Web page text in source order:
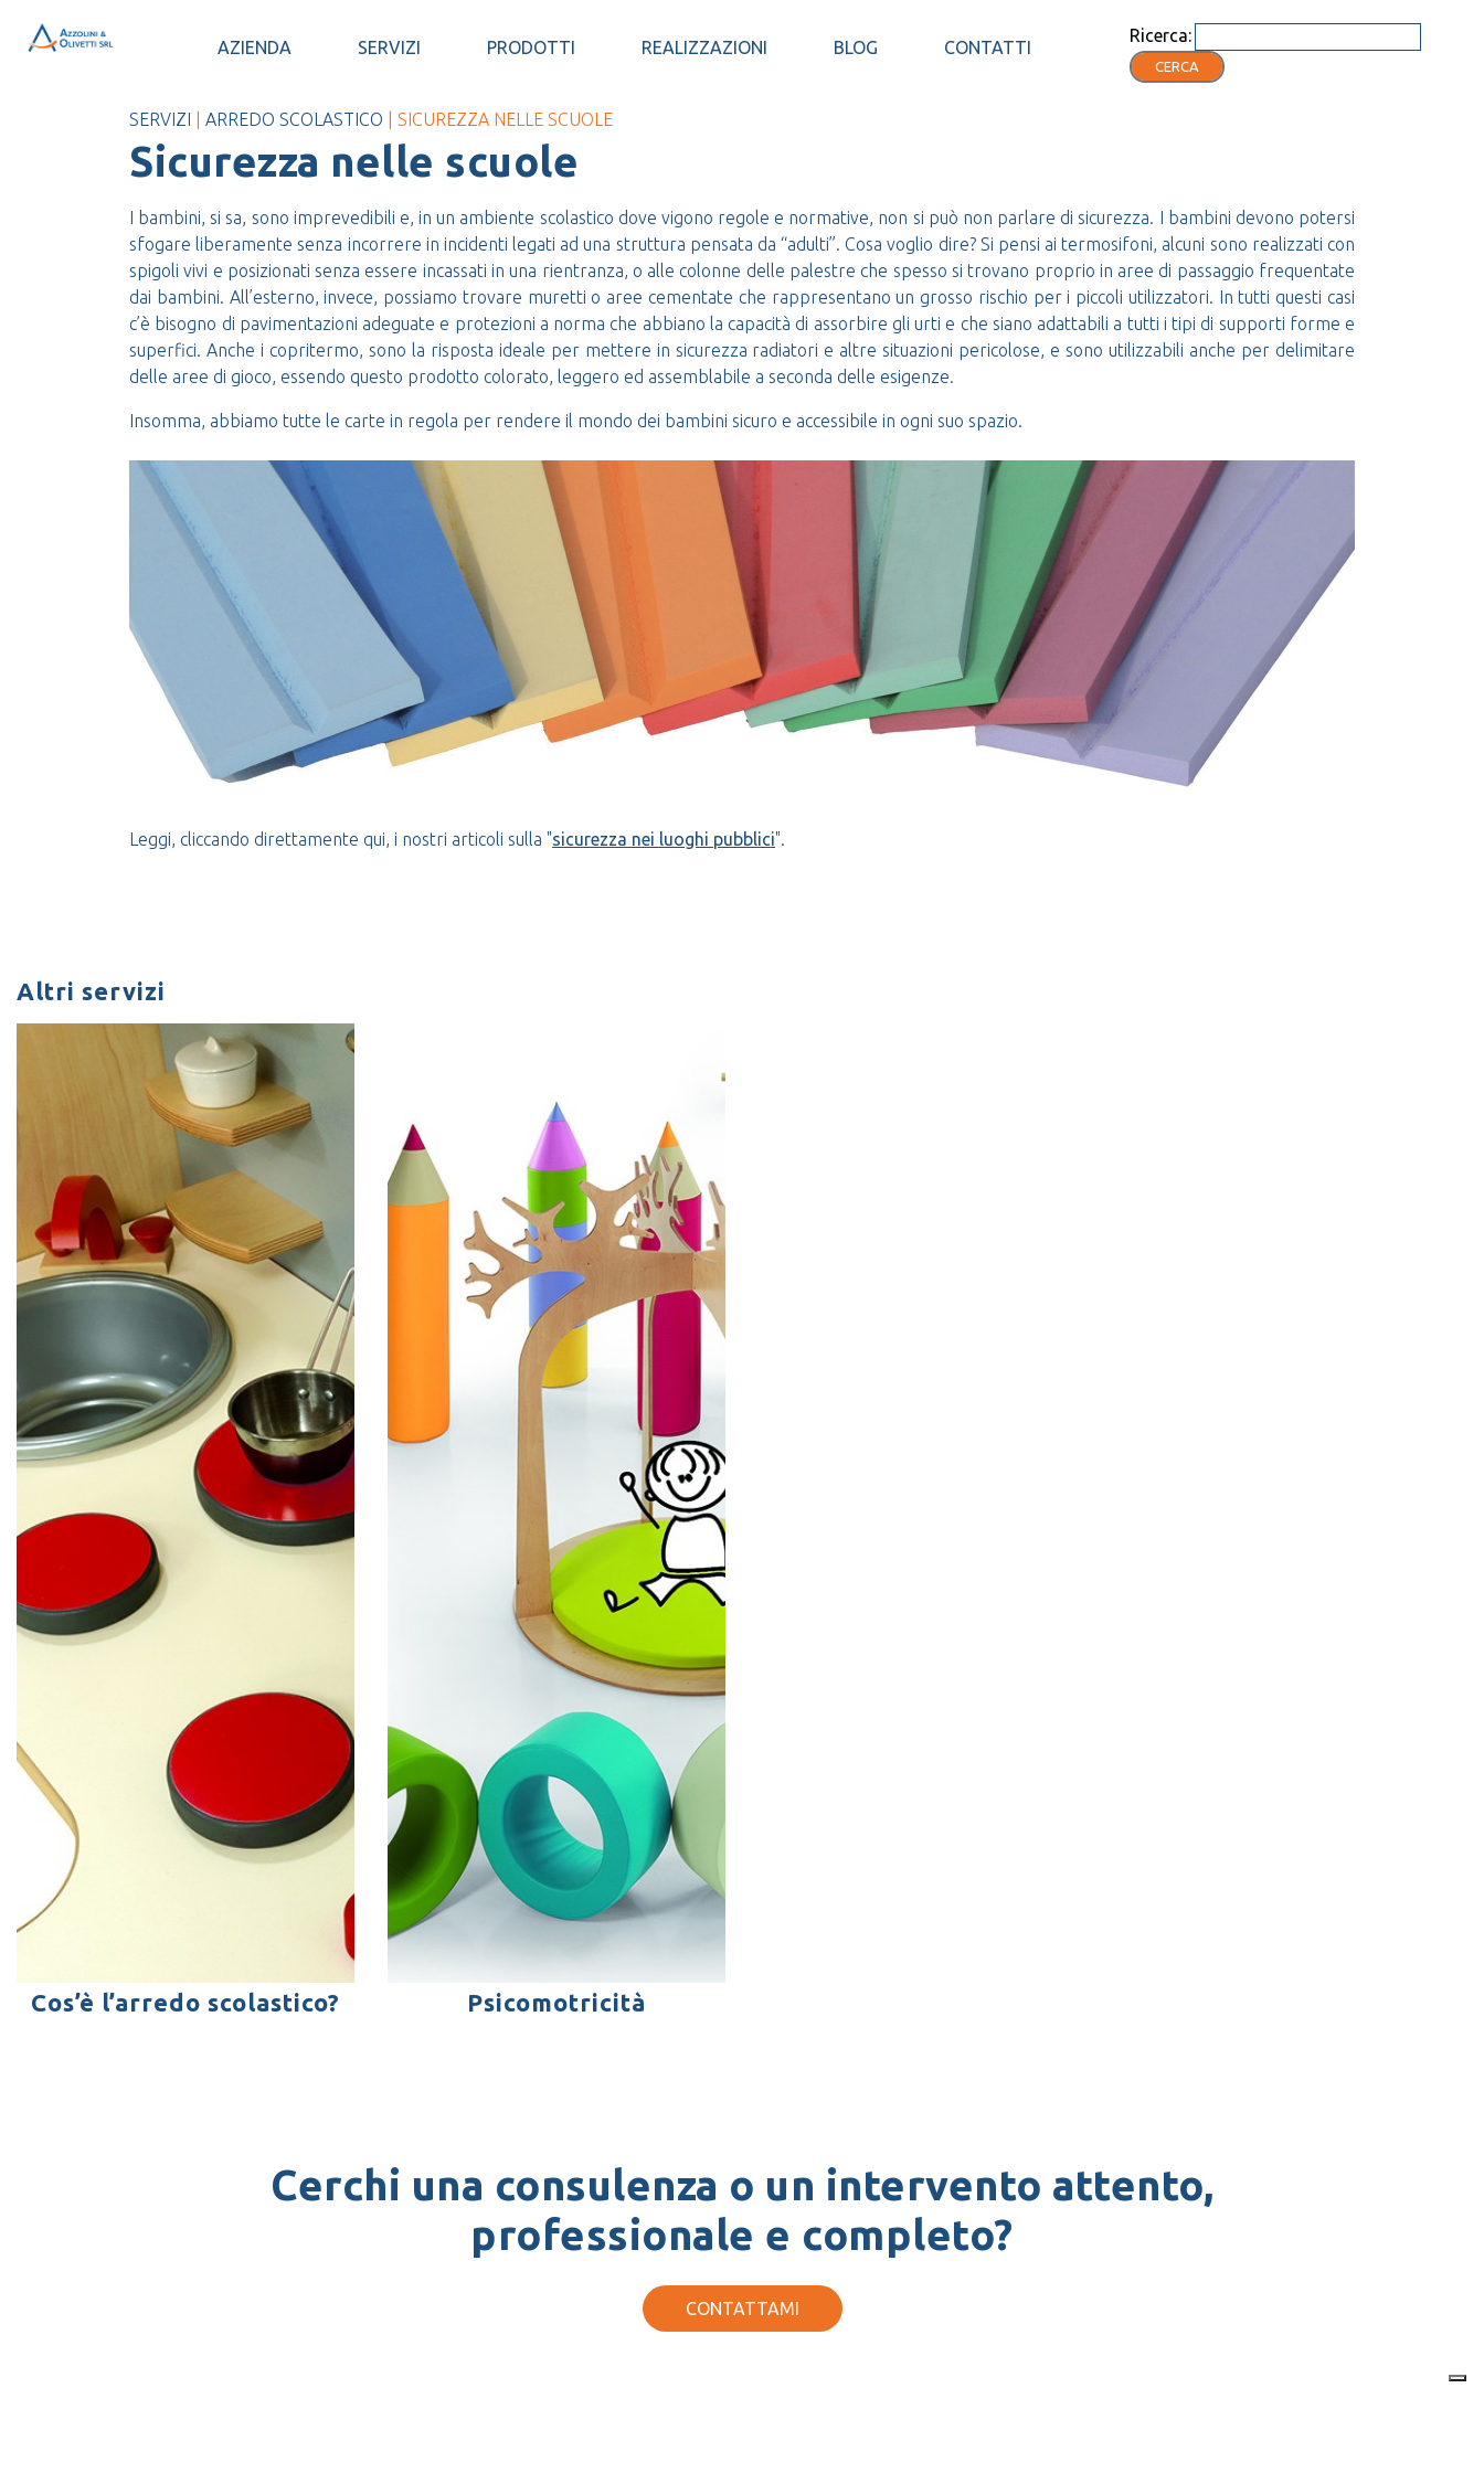
AZIENDA SERVIZI PRODOTTI REALIZZAZIONI BLOG CONTATTI
Ricerca:
CERCA
SERVIZI ARREDO SCOLASTICO | SICUREZZA NELLE SCUOLE
Sicurezza nelle scuole
I bambini, si sa, sono imprevedibili e, in un ambiente scolastico dove vigono regole e normative, non si può non parlare di sicurezza. I bambini devono potersi
sfogare liberamente senza incorrere in incidenti legati ad una struttura pensata da “adulti”. Cosa voglio dire? Si pensi ai termosifoni, alcuni sono realizzati con
spigoli vivi e posizionati senza essere incassati in una rientranza, o alle colonne delle palestre che spesso si trovano proprio in aree di passaggio frequentate
dai bambini. All’esterno, invece, possiamo trovare muretti o aree cementate che rappresentano un grosso rischio per i piccoli utilizzatori. In tutti questi casi
c’è bisogno di pavimentazioni adeguate e protezioni a norma che abbiano la capacità di assorbire gli urti e che siano adattabili a tutti i tipi di supporti forme e
superfici. Anche i copritermo, sono la risposta ideale per mettere in sicurezza radiatori e altre situazioni pericolose, e sono utilizzabili anche per delimitare
delle aree di gioco, essendo questo prodotto colorato, leggero ed assemblabile a seconda delle esigenze.
Insomma, abbiamo tutte le carte in regola per rendere il mondo dei bambini sicuro e accessibile in ogni suo spazio.
Leggi, cliccando direttamente qui, i nostri articoli sulla "sicurezza nei luoghi pubblici".
Altri servizi
Cos’è l’arredo scolastico? Psicomotricità
Cerchi una consulenza o un intervento attento,
professionale e completo?
CONTATTAMI